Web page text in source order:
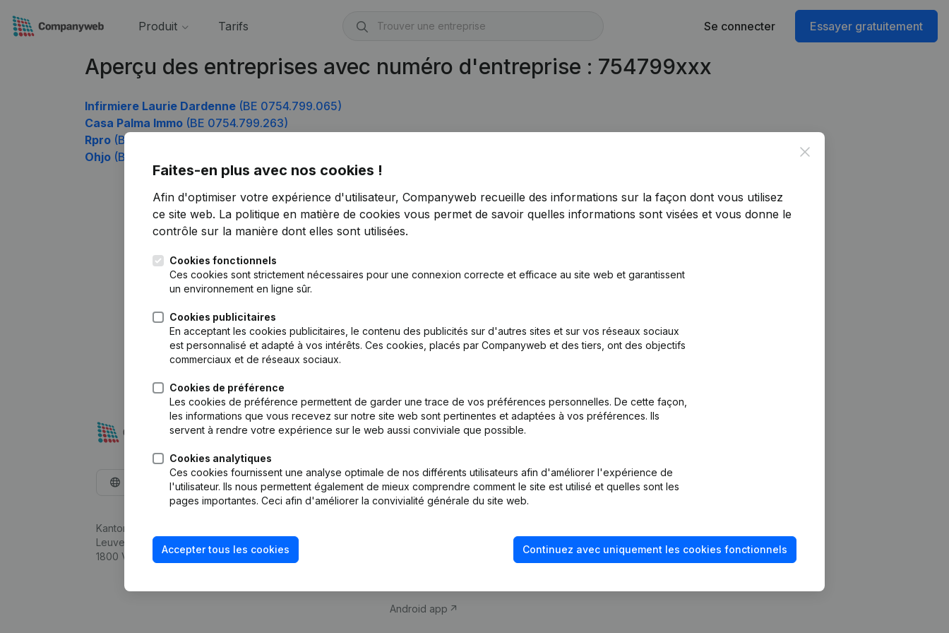
Produit Tarifs Se connecter Essayer gratuitement
Aperçu des entreprises avec numéro d'entreprise : 754799xxx
Infirmiere Laurie Dardenne (BE 0754.799.065)
Casa Palma Immo (BE 0754.799.263)
Rpro (BE 0754.799.362)
Ohjo (BE 0754.799.659) Close
Faites-en plus avec nos cookies !
Afin d'optimiser votre expérience d'utilisateur, Companyweb recueille des informations sur la façon dont vous utilisez
ce site web. La politique en matière de cookies vous permet de savoir quelles informations sont visées et vous donne le
contrôle sur la manière dont elles sont utilisées.
Cookies fonctionnels
Ces cookies sont strictement nécessaires pour une connexion correcte et efficace au site web et garantissent
un environnement en ligne sûr.
Cookies publicitaires
En acceptant les cookies publicitaires, le contenu des publicités sur d'autres sites et sur vos réseaux sociaux
est personnalisé et adapté à vos intérêts. Ces cookies, placés par Companyweb et des tiers, ont des objectifs
commerciaux et de réseaux sociaux.
Cookies de préférence
Les cookies de préférence permettent de garder une trace de vos préférences personnelles. De cette façon,
les informations que vous recevez sur notre site web sont pertinentes et adaptées à vos préférences. Ils
servent à rendre votre expérience sur le web aussi conviviale que possible.
Cookies analytiques
Ces cookies fournissent une analyse optimale de nos différents utilisateurs afin d'améliorer l'expérience de
l'utilisateur. Ils nous permettent également de mieux comprendre comment le site est utilisé et quelles sont les
pages importantes. Ceci afin d'améliorer la convivialité générale du site web.
Accepter tous les cookies Continuez avec uniquement les cookies fonctionnels
Français
Kantorenpark Everest
Leuvensesteenweg 248D,
1800 Vilvoorde
Produit
d’entreprise
Monitoring
Android app
fraude
Consulter des comptes annuels
Vérification de la solvabilité